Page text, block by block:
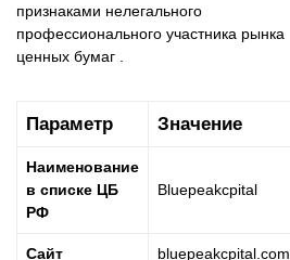
признаками нелегального
профессионального участника рынка
ценных бумаг .
Параметр Значение
Наименование
в списке ЦБ
РФ
Bluepeakcpital
Сайт bluepeakcpital.com